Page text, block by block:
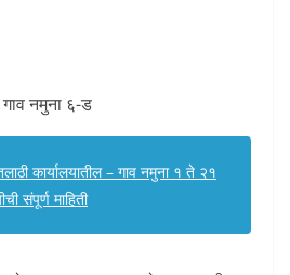
गाव नमुना ६-ड
कार्यालयातील – गाव नमुना १ ते २१
संपूर्ण माहिती